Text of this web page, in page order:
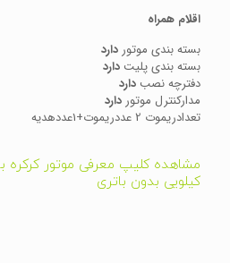
اقلام همراه
بسته بندی موتوردارد
بسته بندی پلیت دارد
دفترچه نصب دارد
مدارکنترل موتوردارد
تعدادریموت 2 عددریموت+1عددهدیه
کیلویی بدون باتری